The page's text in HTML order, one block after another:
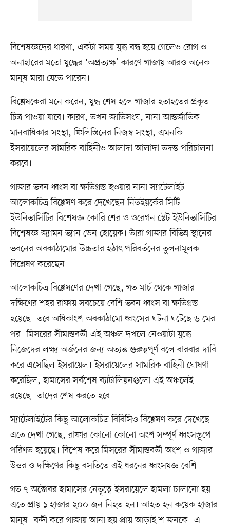
বিশেষজ্ঞদের ধারণা, একটা সময় যুদ্ধ বন্ধ হয়ে গেলেও রোগ ও
অনাহারের মতো যুদ্ধের ‘অপ্রত্যক্ষ’ কারণে গাজায় আরও অনেক
মানুষ মারা যেতে পারেন।
বিশ্লেষকেরা মনে করেন, যুদ্ধ শেষ হলে গাজার হতাহতের প্রকৃত
চিত্র পাওয়া যাবে। কারণ, তখন জাতিসংঘ, নানা আন্তর্জাতিক
মানবাধিকার সংস্থা, ফিলিস্তিনের নিজস্ব সংস্থা, এমনকি
ইসরায়েলের সামরিক বাহিনীও আলাদা আলাদা তদন্ত পরিচালনা
করবে।
গাজার ভবন ধ্বংস বা ক্ষতিগ্রস্ত হওয়ার নানা স্যাটেলাইট
আলোকচিত্র বিশ্লেষণ করে দেখেছেন নিউইয়র্কের সিটি
ইউনিভার্সিটির বিশেষজ্ঞ কোরি শের ও ওরেগন স্টেট ইউনিভার্সিটির
বিশেষজ্ঞ জ্যামন ভ্যান ডেন হোয়েক। তাঁরা গাজার বিভিন্ন স্থানের
ভবনের অবকাঠামোর উচ্চতার হঠাৎ পরিবর্তনের তুলনামূলক
বিশ্লেষণ করেছেন।
আলোকচিত্র বিশ্লেষণের দেখা গেছে, গত মার্চ থেকে গাজার
দক্ষিণের শহর রাফায় সবচেয়ে বেশি ভবন ধ্বংস বা ক্ষতিগ্রস্ত
হয়েছে। তবে অধিকাংশ অবকাঠামো ধ্বংসের ঘটনা ঘটেছে ৬ মের
পর। মিসরের সীমান্তবর্তী এই অঞ্চল দখলে নেওয়াটা যুদ্ধে
নিজেদের লক্ষ্য অর্জনের জন্য অত্যন্ত গুরুত্বপূর্ণ বলে বারবার দাবি
করে এসেছিল ইসরায়েল। ইসরায়েলের সামরিক বাহিনী ঘোষণা
করেছিল, হামাসের সর্বশেষ ব্যাটালিয়নগুলো এই অঞ্চলেই
রয়েছে। তাদের শেষ করতে হবে।
স্যাটেলাইটের কিছু আলোকচিত্র বিবিসিও বিশ্লেষণ করে দেখেছে।
এতে দেখা গেছে, রাফার কোনো কোনো অংশ সম্পূর্ণ ধ্বংসস্তূপে
পরিণত হয়েছে। বিশেষ করে মিসরের সীমান্তবর্তী অংশ ও গাজার
উত্তর ও দক্ষিণের কিছু বসতিতে এই ধরনের ধ্বংসযজ্ঞ বেশি।
গত ৭ অক্টোবর হামাসের নেতৃত্বে ইসরায়েলে হামলা চালানো হয়।
এতে প্রায় ১ হাজার ২০০ জন নিহত হন। আহত হন কয়েক হাজার
মানুষ। বন্দী করে গাজায় আনা হয় প্রায় আড়াই শ জনকে। এ